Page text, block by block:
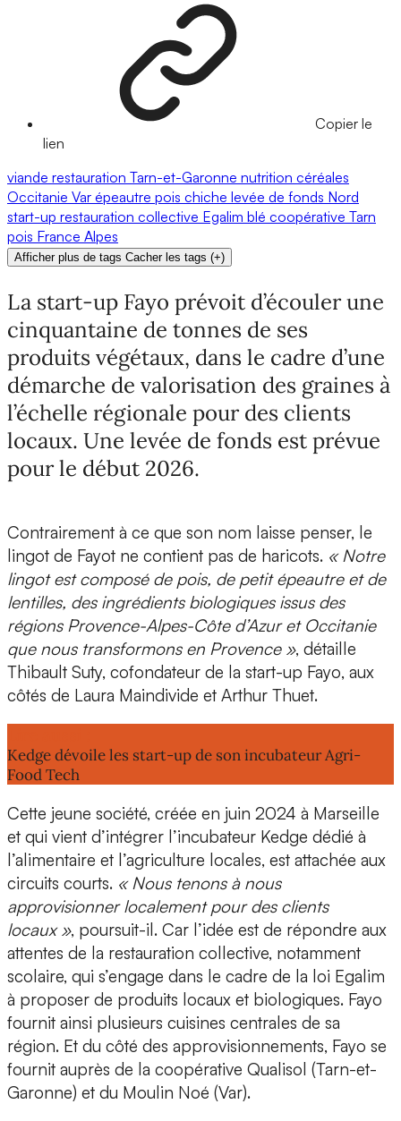
Copier le
lien
viande restauration Tarn-et-Garonne nutrition céréales
Occitanie Var épeautre pois chiche levée de fonds Nord
start-up restauration collective Egalim blé coopérative Tarn
pois France Alpes
Afficher plus de tags Cacher les tags (+)
La start-up Fayo prévoit d’écouler une
cinquantaine de tonnes de ses
produits végétaux, dans le cadre d’une
démarche de valorisation des graines à
l’échelle régionale pour des clients
locaux. Une levée de fonds est prévue
pour le début 2026.
Contrairement à ce que son nom laisse penser, le
lingot de Fayot ne contient pas de haricots. « Notre
lingot est composé de pois, de petit épeautre et de
lentilles, des ingrédients biologiques issus des
régions Provence-Alpes-Côte d’Azur et Occitanie
que nous transformons en Provence», détaille
Thibault Suty, cofondateur de la start-up Fayo, aux
côtés de Laura Maindivide et Arthur Thuet.
Kedge dévoile les start-up de son incubateur Agri-
Food Tech
Cette jeune société, créée en juin 2024 à Marseille
et qui vient d’intégrer l’incubateur Kedge dédié à
l’alimentaire et l’agriculture locales, est attachée aux
circuits courts. « Nous tenons à nous
approvisionner localement pour des clients
locaux », poursuit-il. Car l’idée est de répondre aux
attentes de la restauration collective, notamment
scolaire, qui s’engage dans le cadre de la loi Egalim
à proposer de produits locaux et biologiques. Fayo
fournit ainsi plusieurs cuisines centrales de sa
région. Et du côté des approvisionnements, Fayo se
fournit auprès de la coopérative Qualisol (Tarn-et-
Garonne) et du Moulin Noé (Var).